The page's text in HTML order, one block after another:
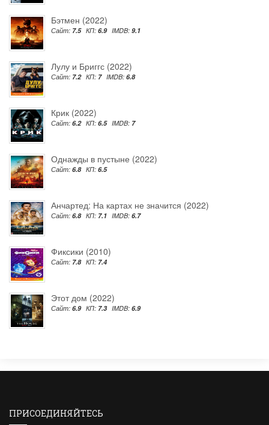
Бэтмен (2022)
Сайт: 7.5 КП: 6.9 IMDB: 9.1
Лулу и Бриггс (2022)
Сайт: 7.2 КП: 7 IMDB: 6.8
Крик (2022)
Сайт: 6.2 КП: 6.5 IMDB: 7
Однажды в пустыне (2022)
Сайт: 6.8 КП: 6.5
Анчартед: На картах не значится (2022)
Сайт: 6.8 КП: 7.1 IMDB: 6.7
Фиксики (2010)
Сайт: 7.8 КП: 7.4
Этот дом (2022)
Сайт: 6.9 КП: 7.3 IMDB: 6.9
ПРИСОЕДИНЯЙТЕСЬ